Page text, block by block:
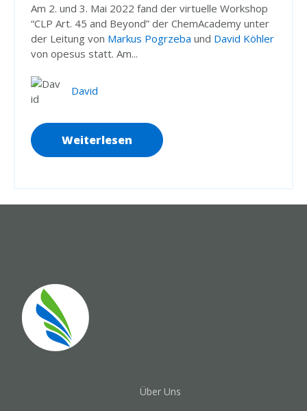
Am 2. und 3. Mai 2022 fand der virtuelle Workshop
“CLP Art. 45 and Beyond” der ChemAcademy unter
der Leitung von Markus Pogrzeba und David Köhler
von opesus statt. Am...
David
Weiterlesen
Über Uns